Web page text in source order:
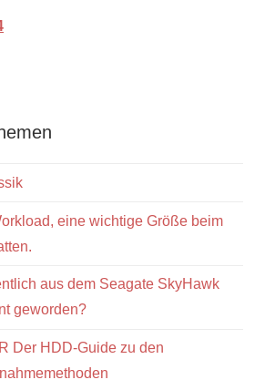
eine wichtige Größe beim
aus dem Seagate SkyHawk
geworden?
Der HDD-Guide zu den